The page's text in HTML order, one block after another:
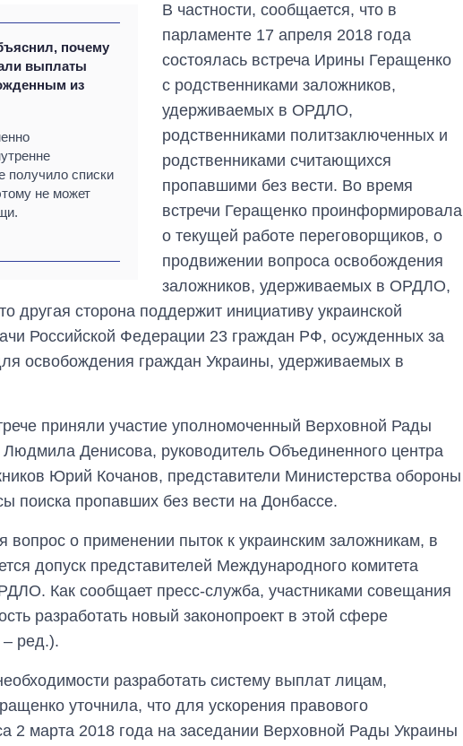
почему
выплаты
из
получило списки
не может
В частности, сообщается, что в
парламенте 17 апреля 2018 года
состоялась встреча Ирины Геращенко
с родственниками заложников,
удерживаемых в ОРДЛО,
родственниками политзаключенных и
родственниками считающихся
пропавшими без вести. Во время
встречи Геращенко проинформировала
о текущей работе переговорщиков, о
продвижении вопроса освобождения
заложников, удерживаемых в ОРДЛО,
другая сторона поддержит инициативу украинской
Российской Федерации 23 граждан РФ, осужденных за
освобождения граждан Украины, удерживаемых в
приняли участие уполномоченный Верховной Рады
Денисова, руководитель Объединенного центра
Юрий Кочанов, представители Министерства обороны
поиска пропавших без вести на Донбассе.
вопрос о применении пыток к украинским заложникам, в
допуск представителей Международного комитета
Как сообщает пресс-служба, участниками совещания
разработать новый законопроект в этой сфере
ред.).
разработать систему выплат лицам,
уточнила, что для ускорения правового
2 марта 2018 года на заседании Верховной Рады Украины
Сколько
картофеля
выращивали в
Украине до и во
время большой
войны